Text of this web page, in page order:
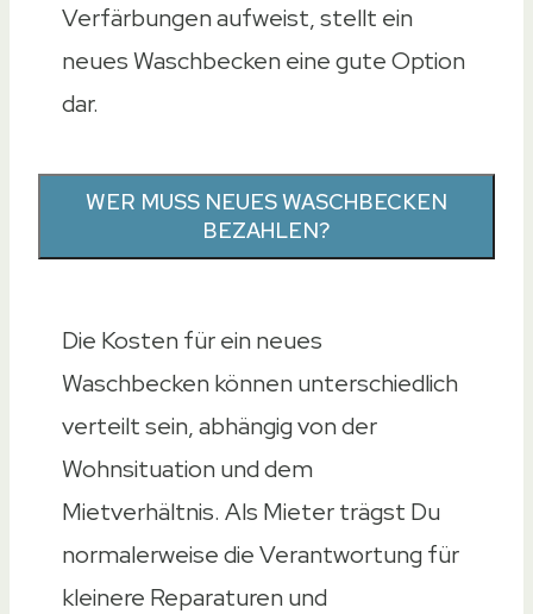
Verfärbungen aufweist, stellt ein
neues Waschbecken eine gute Option
dar.
WER MUSS NEUES WASCHBECKEN
BEZAHLEN?
Die Kosten für ein neues
Waschbecken können unterschiedlich
verteilt sein, abhängig von der
Wohnsituation und dem
Mietverhältnis. Als Mieter trägst Du
normalerweise die Verantwortung für
kleinere Reparaturen und